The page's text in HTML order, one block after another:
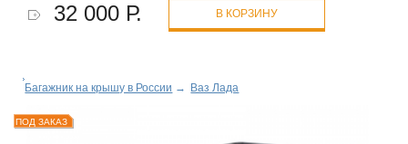
32 000 Р. В КОРЗИНУ
Багажник на крышу в России → Ваз Лада
ПОД ЗАКАЗ